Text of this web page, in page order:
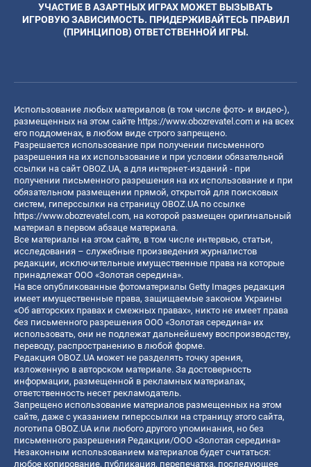
УЧАСТИЕ В АЗАРТНЫХ ИГРАХ МОЖЕТ ВЫЗЫВАТЬ
ИГРОВУЮ ЗАВИСИМОСТЬ. ПРИДЕРЖИВАЙТЕСЬ ПРАВИЛ
(ПРИНЦИПОВ) ОТВЕТСТВЕННОЙ ИГРЫ.
Использование любых материалов (в том числе фото- и видео-),
размещенных на этом сайте https://www.obozrevatel.com и на всех
его поддоменах, в любом виде строго запрещено.
Разрешается использование при получении письменного
разрешения на их использование и при условии обязательной
ссылки на сайт OBOZ.UA, а для интернет-изданий - при
получении письменного разрешения на их использование и при
обязательном размещении прямой, открытой для поисковых
систем, гиперссылки на страницу OBOZ.UA по ссылке
https://www.obozrevatel.com, на которой размещен оригинальный
материал в первом абзаце материала.
Все материалы на этом сайте, в том числе интервью, статьи,
исследования – служебные произведения журналистов
редакции, исключительные имущественные права на которые
принадлежат ООО «Золотая середина».
На все опубликованные фотоматериалы Getty Images редакция
имеет имущественные права, защищаемые законом Украины
«Об авторских правах и смежных правах», никто не имеет права
без письменного разрешения ООО «Золотая середина» их
использовать, они не подлежат дальнейшему воспроизводству,
переводу, распространению в любой форме.
Редакция OBOZ.UA может не разделять точку зрения,
изложенную в авторском материале. За достоверность
информации, размещенной в рекламных материалах,
ответственность несет рекламодатель.
Запрещено использование материалов размещенных на этом
сайте, даже с указанием гиперссылки на страницу этого сайта,
логотипа OBOZ.UA или любого другого упоминания, но без
письменного разрешения Редакции/ООО «Золотая середина»
Незаконным использованием материалов будет считаться:
любое копирование, публикация, перепечатка, последующее